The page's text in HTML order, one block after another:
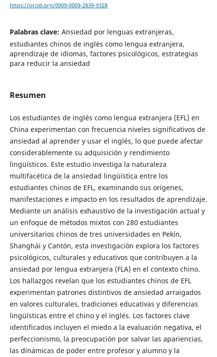
https://orcid.org/0009-0009-2839-9328
Palabras clave: Ansiedad por lenguas extranjeras,
estudiantes chinos de inglés como lengua extranjera,
aprendizaje de idiomas, factores psicológicos, estrategias
para reducir la ansiedad
Resumen
Los estudiantes de inglés como lengua extranjera (EFL) en
China experimentan con frecuencia niveles significativos de
ansiedad al aprender y usar el inglés, lo que puede afectar
considerablemente su adquisición y rendimiento
lingüísticos. Este estudio investiga la naturaleza
multifacética de la ansiedad lingüística entre los
estudiantes chinos de EFL, examinando sus orígenes,
manifestaciones e impacto en los resultados de aprendizaje.
Mediante un análisis exhaustivo de la investigación actual y
un enfoque de métodos mixtos con 280 estudiantes
universitarios chinos de tres universidades en Pekín,
Shanghái y Cantón, esta investigación explora los factores
psicológicos, culturales y educativos que contribuyen a la
ansiedad por lengua extranjera (FLA) en el contexto chino.
Los hallazgos revelan que los estudiantes chinos de EFL
experimentan patrones distintivos de ansiedad arraigados
en valores culturales, tradiciones educativas y diferencias
lingüísticas entre el chino y el inglés. Los factores clave
identificados incluyen el miedo a la evaluación negativa, el
perfeccionismo, la preocupación por salvar las apariencias,
las dinámicas de poder entre profesor y alumno y la